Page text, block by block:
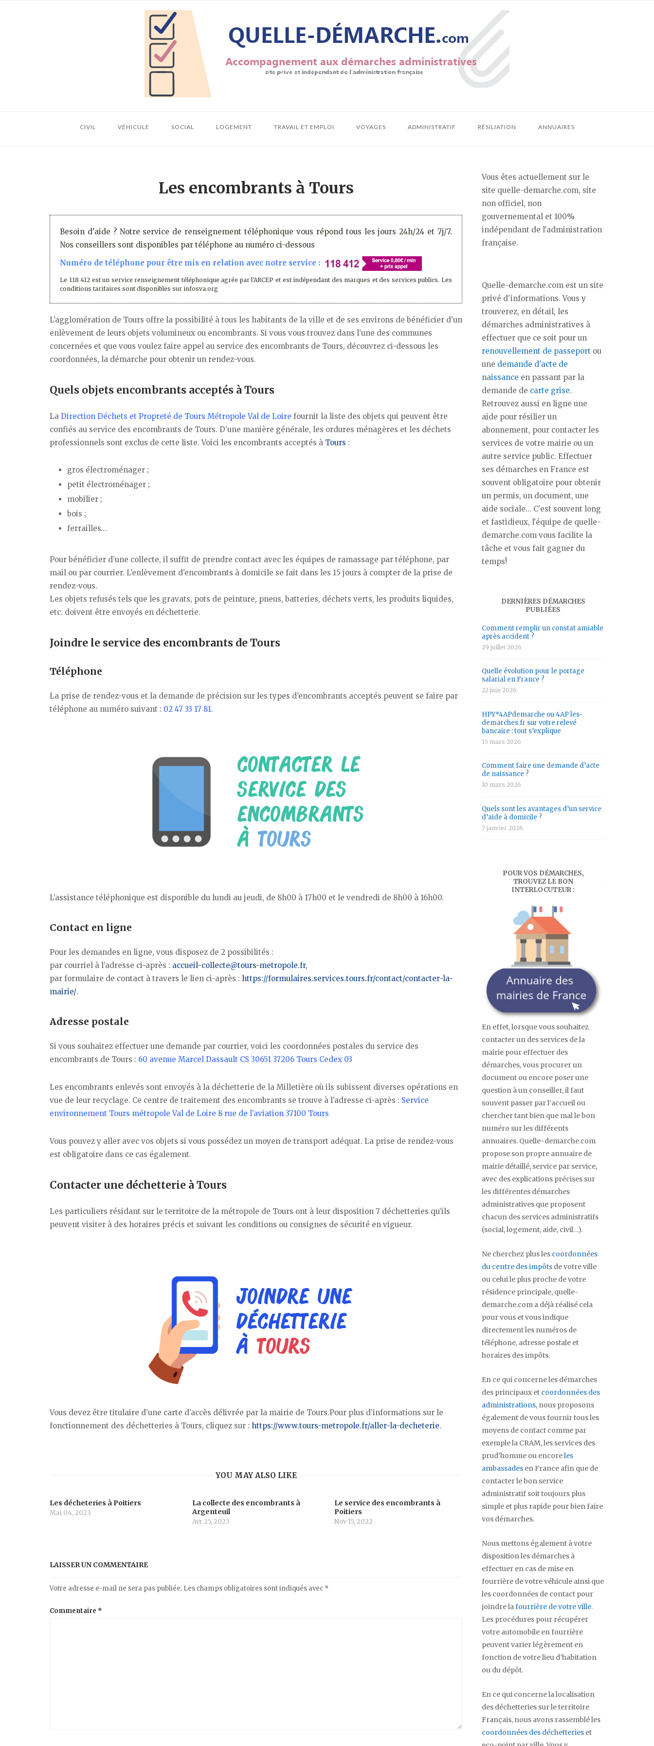
Home
CIVIL VÉHICULE SOCIAL LOGEMENT TRAVAIL ET EMPLOI VOYAGES ADMINISTRATIF RÉSILIATION ANNUAIRES
Les encombrants à Tours
Besoin d'aide ? Notre service de renseignement téléphonique vous répond tous les jours 24h/24 et 7j/7.
Nos conseillers sont disponibles par téléphone au numéro ci-dessous
Numéro de téléphone pour être mis en relation avec notre service :
Le 118 412 est un service renseignement téléphonique agrée par l'ARCEP et est indépendant des marques et des services publics. Les
conditions tarifaires sont disponibles sur infosva.org
L’agglomération de Tours offre la possibilité à tous les habitants de la ville et de ses environs de bénéficier d’un
enlèvement de leurs objets volumineux ou encombrants. Si vous vous trouvez dans l’une des communes
concernées et que vous voulez faire appel au service des encombrants de Tours, découvrez ci-dessous les
coordonnées, la démarche pour obtenir un rendez-vous.
Quels objets encombrants acceptés à Tours
La Direction Déchets et Propreté de Tours Métropole Val de Loire fournit la liste des objets qui peuvent être
confiés au service des encombrants de Tours. D’une manière générale, les ordures ménagères et les déchets
professionnels sont exclus de cette liste. Voici les encombrants acceptés à Tours :
gros électroménager ;
petit électroménager ;
mobilier ;
bois ;
ferrailles…
Pour bénéficier d’une collecte, il suffit de prendre contact avec les équipes de ramassage par téléphone, par
mail ou par courrier. L’enlèvement d’encombrants à domicile se fait dans les 15 jours à compter de la prise de
rendez-vous.
Les objets refusés tels que les gravats, pots de peinture, pneus, batteries, déchets verts, les produits liquides,
etc. doivent être envoyés en déchetterie.
Joindre le service des encombrants de Tours
Téléphone
La prise de rendez-vous et la demande de précision sur les types d’encombrants acceptés peuvent se faire par
téléphone au numéro suivant : 02 47 33 17 81.
L’assistance téléphonique est disponible du lundi au jeudi, de 8h00 à 17h00 et le vendredi de 8h00 à 16h00.
Contact en ligne
Pour les demandes en ligne, vous disposez de 2 possibilités :
par courriel à l’adresse ci-après : accueil-collecte@tours-metropole.fr,
par formulaire de contact à travers le lien ci-après : https://formulaires.services.tours.fr/contact/contacter-la-
mairie/.
Adresse postale
Si vous souhaitez effectuer une demande par courrier, voici les coordonnées postales du service des
encombrants de Tours : 60 avenue Marcel Dassault CS 30651 37206 Tours Cedex 03
Les encombrants enlevés sont envoyés à la déchetterie de la Milletière où ils subissent diverses opérations en
vue de leur recyclage. Ce centre de traitement des encombrants se trouve à l’adresse ci-après : Service
environnement Tours métropole Val de Loire 8 rue de l’aviation 37100 Tours
Vous pouvez y aller avec vos objets si vous possédez un moyen de transport adéquat. La prise de rendez-vous
est obligatoire dans ce cas également.
Contacter une déchetterie à Tours
Les particuliers résidant sur le territoire de la métropole de Tours ont à leur disposition 7 déchetteries qu’ils
peuvent visiter à des horaires précis et suivant les conditions ou consignes de sécurité en vigueur.
Vous devez être titulaire d’une carte d’accès délivrée par la mairie de Tours.Pour plus d’informations sur le
fonctionnement des déchetteries à Tours, cliquez sur : https://www.tours-metropole.fr/aller-la-decheterie.
YOU MAY ALSO LIKE
Les décheteries à Poitiers
Mai 04, 2023
La collecte des encombrants à
Argenteuil
Avr 25, 2023
Le service des encombrants à
Poitiers
Nov 15, 2022
LAISSER UN COMMENTAIRE
Votre adresse e-mail ne sera pas publiée. Les champs obligatoires sont indiqués avec *
Commentaire *
Vous êtes actuellement sur le
site quelle-demarche.com, site
non officiel, non
gouvernemental et 100%
indépendant de l'administration
française.
Quelle-demarche.com est un site
privé d'informations. Vous y
trouverez, en détail, les
démarches administratives à
effectuer que ce soit pour un
renouvellement de passeport ou
une demande d'acte de
naissance en passant par la
demande de carte grise.
Retrouvez aussi en ligne une
aide pour résilier un
abonnement, pour contacter les
services de votre mairie ou un
autre service public. Effectuer
ses démarches en France est
souvent obligatoire pour obtenir
un permis, un document, une
aide sociale... C'est souvent long
et fastidieux, l'équipe de quelle-
demarche.com vous facilite la
tâche et vous fait gagner du
temps!
DERNIÈRES DÉMARCHES
PUBLIÉES
Comment remplir un constat amiable
après accident ?
29 juillet 2026
Quelle évolution pour le portage
salarial en France ?
22 juin 2026
HPY*4APdemarche ou 4AP les-
demarches.fr sur votre relevé
bancaire : tout s’explique
15 mars 2026
Comment faire une demande d’acte
de naissance ?
10 mars 2026
Quels sont les avantages d’un service
d’aide à domicile ?
7 janvier 2026
POUR VOS DÉMARCHES,
TROUVEZ LE BON
INTERLOCUTEUR :
En effet, lorsque vous souhaitez
contacter un des services de la
mairie pour effectuer des
démarches, vous procurer un
document ou encore poser une
question à un conseiller, il faut
souvent passer par l’accueil ou
chercher tant bien que mal le bon
numéro sur les différents
annuaires. Quelle-demarche.com
propose son propre annuaire de
mairie détaillé, service par service,
avec des explications précises sur
les différentes démarches
administratives que proposent
chacun des services administratifs
(social, logement, aide, civil…).
Ne cherchez plus les coordonnées
du centre des impôts de votre ville
ou celui le plus proche de votre
résidence principale, quelle-
demarche.com a déjà réalisé cela
pour vous et vous indique
directement les numéros de
téléphone, adresse postale et
horaires des impôts.
En ce qui concerne les démarches
des principaux et coordonnées des
administrations, nous proposons
également de vous fournir tous les
moyens de contact comme par
exemple la CRAM, les services des
prud’homme ou encoreles
ambassades en France afin que de
contacter le bon service
administratif soit toujours plus
simple et plus rapide pour bien faire
vos démarches.
Nous mettons également à votre
disposition les démarches à
effectuer en cas de mise en
fourrière de votre véhicule ainsi que
les coordonnées de contact pour
joindre lafourrière de votre ville.
Les procédures pour récupérer
votre automobile en fourrière
peuvent varier légèrement en
fonction de votre lieu d’habitation
ou du dépôt.
En ce qui concerne la localisation
des déchetteries sur le territoire
Français, nous avons rassemblé les
coordonnées des déchetteries et